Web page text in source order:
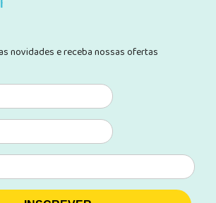
novidades e receba nossas ofertas